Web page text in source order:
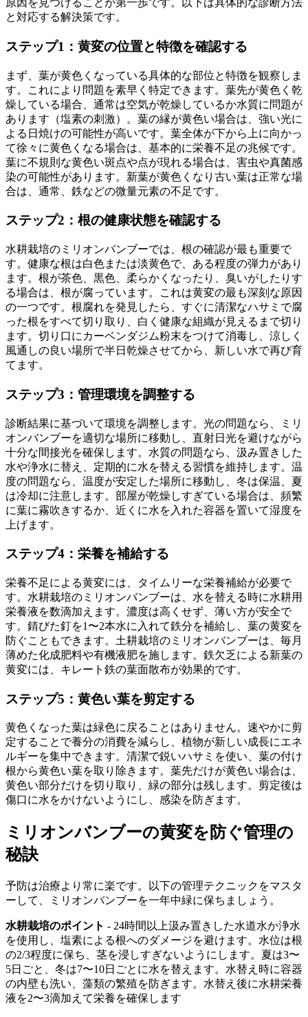
原因を見つけることが第一歩です。以下は具体的な診断方法
と対応する解決策です。
ステップ1：黄変の位置と特徴を確認する
まず、葉が黄色くなっている具体的な部位と特徴を観察しま
す。これにより問題を素早く特定できます。葉先が黄色く乾
燥している場合、通常は空気が乾燥しているか水質に問題が
あります（塩素の刺激）。葉の縁が黄色い場合は、強い光に
よる日焼けの可能性が高いです。葉全体が下から上に向かっ
て徐々に黄色くなる場合は、基本的に栄養不足の兆候です。
葉に不規則な黄色い斑点や点が現れる場合は、害虫や真菌感
染の可能性があります。新葉が黄色くなり古い葉は正常な場
合は、通常、鉄などの微量元素の不足です。
ステップ2：根の健康状態を確認する
水耕栽培のミリオンバンブーでは、根の確認が最も重要で
す。健康な根は白色または淡黄色で、ある程度の弾力があり
ます。根が茶色、黒色、柔らかくなったり、臭いがしたりす
る場合は、根が腐っています。これは黄変の最も深刻な原因
の一つです。根腐れを発見したら、すぐに清潔なハサミで腐
った根をすべて切り取り、白く健康な組織が見えるまで切り
ます。切り口にカーベンダジム粉末をつけて消毒し、涼しく
風通しの良い場所で半日乾燥させてから、新しい水で再び育
てます。
ステップ3：管理環境を調整する
診断結果に基づいて環境を調整します。光の問題なら、ミリ
オンバンブーを適切な場所に移動し、直射日光を避けながら
十分な間接光を確保します。水質の問題なら、汲み置きした
水や浄水に替え、定期的に水を替える習慣を維持します。温
度の問題なら、温度が安定した場所に移動し、冬は保温、夏
は冷却に注意します。部屋が乾燥しすぎている場合は、頻繁
に葉に霧吹きするか、近くに水を入れた容器を置いて湿度を
上げます。
ステップ4：栄養を補給する
栄養不足による黄変には、タイムリーな栄養補給が必要で
す。水耕栽培のミリオンバンブーは、水を替える時に水耕用
栄養液を数滴加えます。濃度は高くせず、薄い方が安全で
す。錆びた釘を1〜2本水に入れて鉄分を補給し、葉の黄変を
防ぐこともできます。土耕栽培のミリオンバンブーは、毎月
薄めた化成肥料や有機液肥を施します。鉄欠乏による新葉の
黄変には、キレート鉄の葉面散布が効果的です。
ステップ5：黄色い葉を剪定する
黄色くなった葉は緑色に戻ることはありません。速やかに剪
定することで養分の消費を減らし、植物が新しい成長にエネ
ルギーを集中できます。清潔で鋭いハサミを使い、葉の付け
根から黄色い葉を取り除きます。葉先だけが黄色い場合は、
黄色い部分だけを切り取り、緑の部分は残します。剪定後は
傷口に水をかけないようにし、感染を防ぎます。
ミリオンバンブーの黄変を防ぐ管理の
秘訣
予防は治療より常に楽です。以下の管理テクニックをマスタ
ーして、ミリオンバンブーを一年中緑に保ちましょう。
水耕栽培のポイント - 24時間以上汲み置きした水道水か浄水
を使用し、塩素による根へのダメージを避けます。水位は根
の2/3程度に保ち、茎を浸しすぎないようにします。夏は3〜
5日ごと、冬は7〜10日ごとに水を替えます。水替え時に容器
の内壁も洗い、藻類の繁殖を防ぎます。水替え後に水耕栄養
液を2〜3滴加えて栄養を確保します